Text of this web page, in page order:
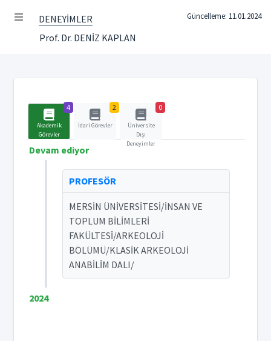
DENEYİMLER
Prof. Dr. DENİZ KAPLAN
Güncelleme: 11.01.2024
4
Akademik
Görevler
2
İdari Görevler
0
Üniversite
Dışı
Deneyimler
Devam ediyor
PROFESÖR
MERSİN ÜNİVERSİTESİ/İNSAN VE
TOPLUM BİLİMLERİ
FAKÜLTESİ/ARKEOLOJİ
BÖLÜMÜ/KLASİK ARKEOLOJİ
ANABİLİM DALI/
2024